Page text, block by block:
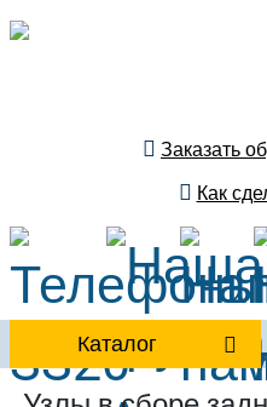
Заказать
Как
Каталог